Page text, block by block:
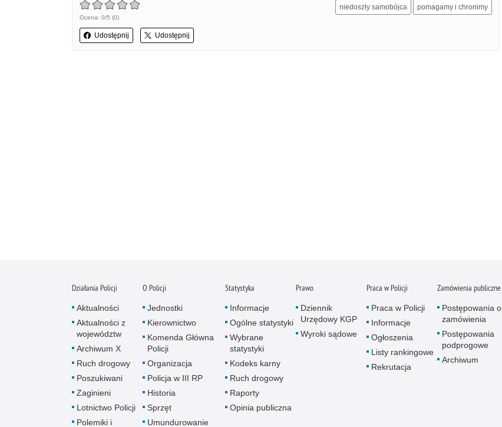
Ocena: 0/5 (0)
Udostępnij Udostępnij
niedoszły samobójca pomagamy i chronimy
Działania Policji
Aktualności
Aktualności z
województw
Archiwum X
Ruch drogowy
Poszukiwani
Zaginieni
Lotnictwo Policji
Polemiki i
O Policji
Jednostki
Kierownictwo
Komenda Główna
Policji
Organizacja
Policja w III RP
Historia
Sprzęt
Umundurowanie
Statystyka
Informacje
Ogólne statystyki
Wybrane
statystyki
Kodeks karny
Ruch drogowy
Raporty
Opinia publiczna
Prawo
Dziennik
Urzędowy KGP
Wyroki sądowe
Praca w Policji
Praca w Policji
Informacje
Ogłoszenia
Listy rankingowe
Rekrutacja
Zamówienia publiczne
Postępowania o
zamówienia
Postępowania
podprogowe
Archiwum